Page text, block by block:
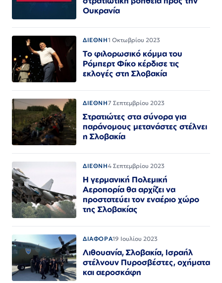
Ουκρανία
ΔΙΕΘΝΗ1 Οκτωβρίου 2023
Το φιλορωσικό κόμμα του
Ρόμπερτ Φίκο κέρδισε τις
εκλογές στη Σλοβακία
ΔΙΕΘΝΗ7 Σεπτεμβρίου 2023
Στρατιώτες στα σύνορα για
παράνομους μετανάστες στέλνει
η Σλοβακία
ΔΙΕΘΝΗ4 Σεπτεμβρίου 2023
Η γερμανική Πολεμική
Αεροπορία θα αρχίζει να
προστατεύει τον εναέριο χώρο
της Σλοβακίας
ΔΙΑΦΟΡΑ19 Ιουλίου 2023
Λιθουανία, Σλοβακία, Ισραήλ
στέλνουν Πυροσβέστες, οχήματα
και αεροσκάφη